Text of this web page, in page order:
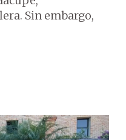
Sin embargo,